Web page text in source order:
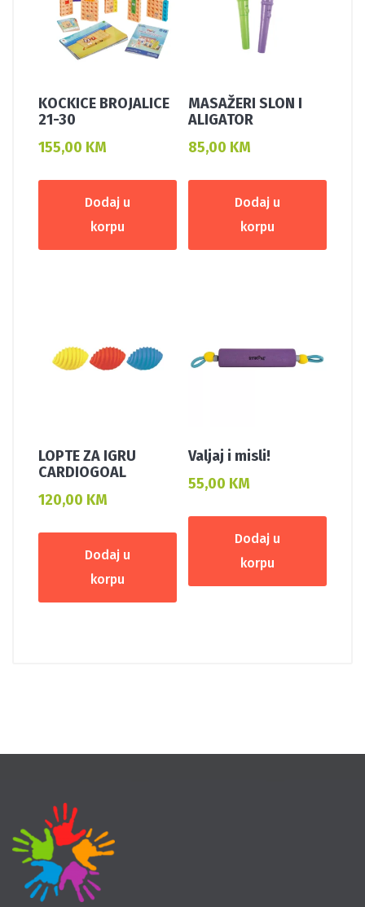
KOCKICE BROJALICE
21-30
155,00 KM
Dodaj u
korpu
MASAŽERI SLON I
ALIGATOR
85,00 KM
Dodaj u
korpu
LOPTE ZA IGRU
CARDIOGOAL
120,00 KM
Dodaj u
korpu
Valjaj i misli!
55,00 KM
Dodaj u
korpu